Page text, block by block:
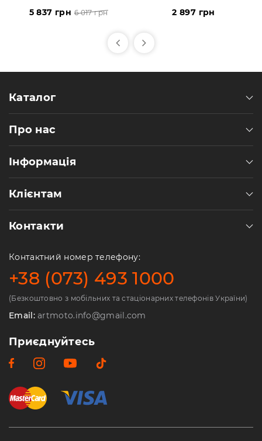
5 837 грн 6 017 грн 2 897 грн
Каталог
Про нас
Інформація
Клієнтам
Контакти
Контактний номер телефону:
+38 (073) 493 1000
(Безкоштовно з мобільних та стаціонарних телефонів України)
Email:artmoto.info@gmail.com
Приєднуйтесь